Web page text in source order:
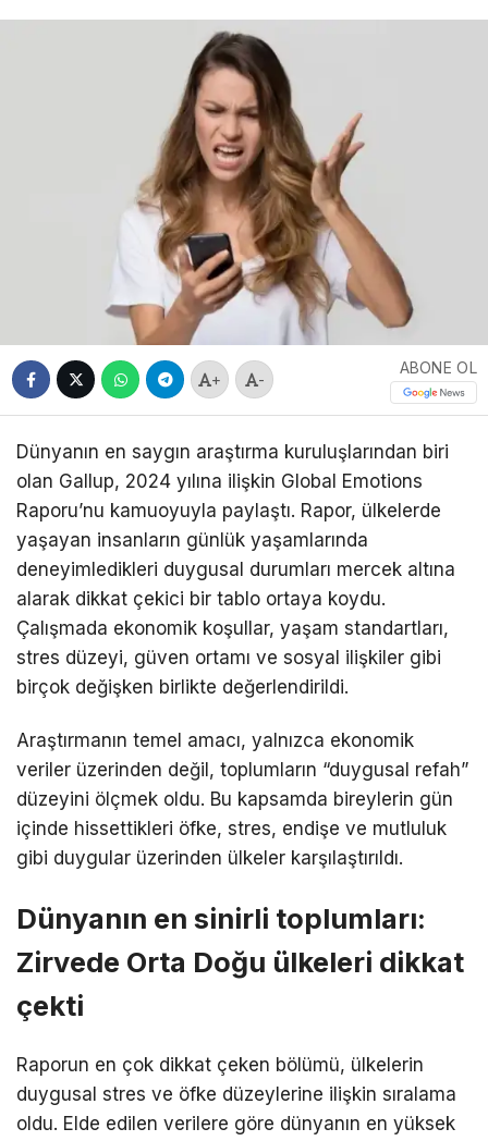
+ -
ABONE OL
Dünyanın en saygın araştırma kuruluşlarından biri
olan Gallup, 2024 yılına ilişkin Global Emotions
Raporu’nu kamuoyuyla paylaştı. Rapor, ülkelerde
yaşayan insanların günlük yaşamlarında
deneyimledikleri duygusal durumları mercek altına
alarak dikkat çekici bir tablo ortaya koydu.
Çalışmada ekonomik koşullar, yaşam standartları,
stres düzeyi, güven ortamı ve sosyal ilişkiler gibi
birçok değişken birlikte değerlendirildi.
Araştırmanın temel amacı, yalnızca ekonomik
veriler üzerinden değil, toplumların “duygusal refah”
düzeyini ölçmek oldu. Bu kapsamda bireylerin gün
içinde hissettikleri öfke, stres, endişe ve mutluluk
gibi duygular üzerinden ülkeler karşılaştırıldı.
Dünyanın en sinirli toplumları:
Zirvede Orta Doğu ülkeleri dikkat
çekti
Raporun en çok dikkat çeken bölümü, ülkelerin
duygusal stres ve öfke düzeylerine ilişkin sıralama
oldu. Elde edilen verilere göre dünyanın en yüksek